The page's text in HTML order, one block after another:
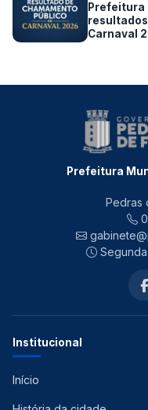
Prefeitura
Carnaval
Prefeitura
Pedras
Institucional
Início